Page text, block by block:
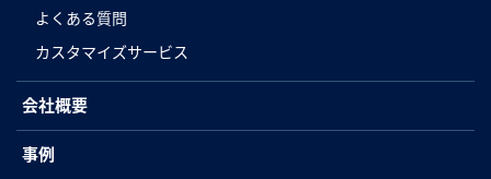
よくある質問
カスタマイズサービス
会社概要
事例